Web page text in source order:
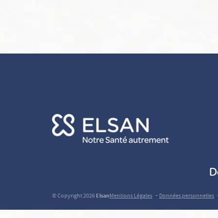
© Copyright 2026ElsanMentions Légales -Données personnelles